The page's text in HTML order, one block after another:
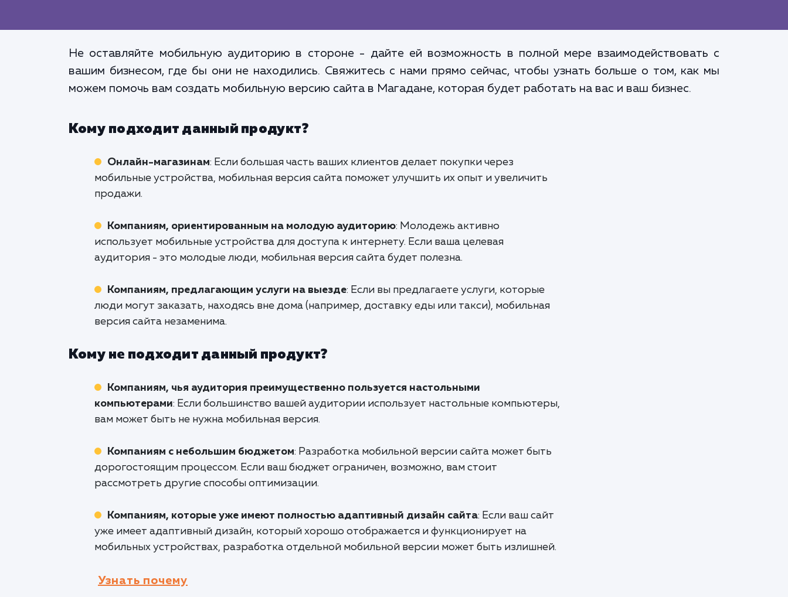
Не оставляйте мобильную аудиторию в стороне - дайте ей возможность в полной мере взаимодействовать с
вашим бизнесом, где бы они не находились. Свяжитесь с нами прямо сейчас, чтобы узнать больше о том, как мы
можем помочь вам создать мобильную версию сайта в Магадане, которая будет работать на вас и ваш бизнес.
Кому подходит данный продукт?
Онлайн-магазинам: Если большая часть ваших клиентов делает покупки через
мобильные устройства, мобильная версия сайта поможет улучшить их опыт и увеличить
продажи.
Компаниям, ориентированным на молодую аудиторию: Молодежь активно
использует мобильные устройства для доступа к интернету. Если ваша целевая
аудитория - это молодые люди, мобильная версия сайта будет полезна.
Компаниям, предлагающим услуги на выезде: Если вы предлагаете услуги, которые
люди могут заказать, находясь вне дома (например, доставку еды или такси), мобильная
версия сайта незаменима.
Кому не подходит данный продукт?
Компаниям, чья аудитория преимущественно пользуется настольными
компьютерами: Если большинство вашей аудитории использует настольные компьютеры,
вам может быть не нужна мобильная версия.
Компаниям с небольшим бюджетом: Разработка мобильной версии сайта может быть
дорогостоящим процессом. Если ваш бюджет ограничен, возможно, вам стоит
рассмотреть другие способы оптимизации.
Компаниям, которые уже имеют полностью адаптивный дизайн сайта: Если ваш сайт
уже имеет адаптивный дизайн, который хорошо отображается и функционирует на
мобильных устройствах, разработка отдельной мобильной версии может быть излишней.
Узнать почему